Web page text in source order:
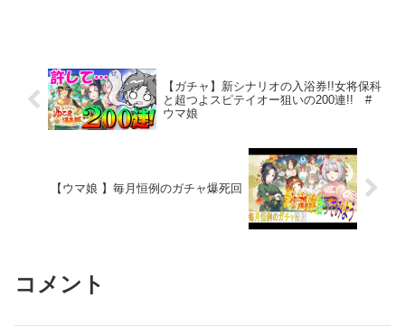
【ガチャ】新シナリオの入浴券!!女将保科
と超つよスピテイオー狙いの200連!! #
ウマ娘
【ウマ娘 】毎月恒例のガチャ爆死回
コメント